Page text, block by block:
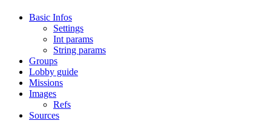
Basic Infos
Settings
Int params
String params
Groups
Lobby guide
Missions
Images
Refs
Sources